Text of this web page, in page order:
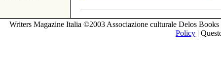
Writers Magazine Italia ©2003 Associazione culturale Delos
Policy |